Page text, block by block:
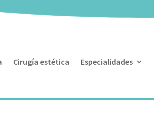
Cirugía estética Especialidades